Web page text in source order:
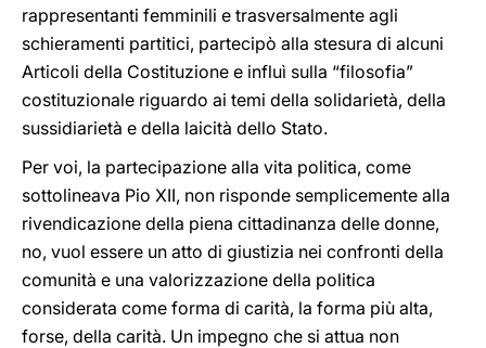
rappresentanti femminili e trasversalmente agli
schieramenti partitici, partecipò alla stesura di alcuni
Articoli della Costituzione e influì sulla “filosofia”
costituzionale riguardo ai temi della solidarietà, della
sussidiarietà e della laicità dello Stato.
Per voi, la partecipazione alla vita politica, come
sottolineava Pio XII, non risponde semplicemente alla
rivendicazione della piena cittadinanza delle donne,
no, vuol essere un atto di giustizia nei confronti della
comunità e una valorizzazione della politica
considerata come forma di carità, la forma più alta,
forse, della carità. Un impegno che si attua non